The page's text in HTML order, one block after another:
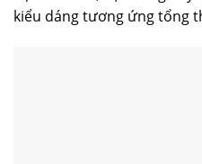
kiểu dáng tương ứng tổng